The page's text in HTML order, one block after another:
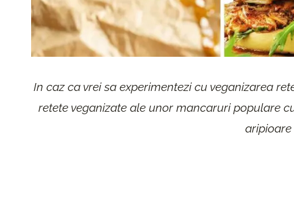
In caz ca vrei sa experimentezi cu veganizarea
retete veganizate ale unor mancaruri populare
aripioare